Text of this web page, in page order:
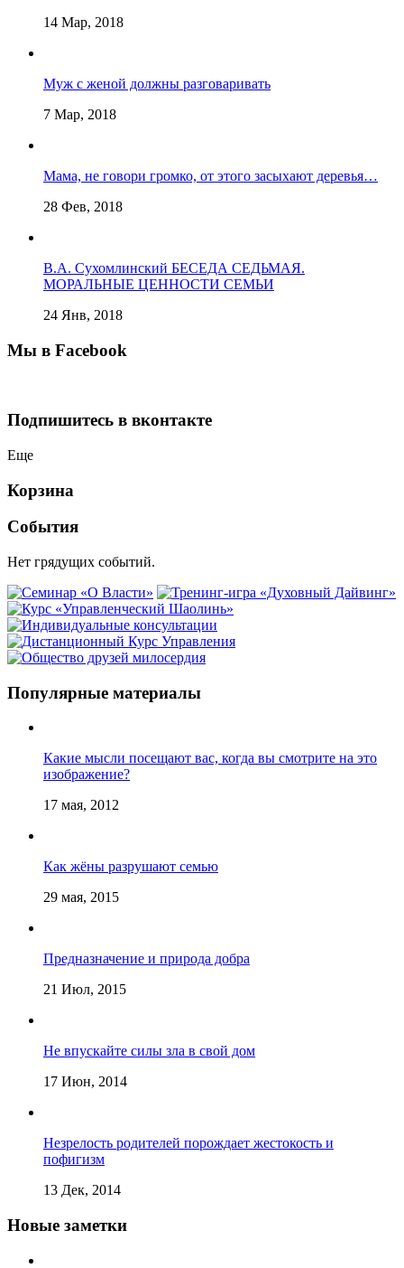
14 Мар, 2018
Муж с женой должны разговаривать
7 Мар, 2018
Мама, не говори громко, от этого засыхают деревья…
28 Фев, 2018
В.А. Сухомлинский БЕСЕДА СЕДЬМАЯ.
МОРАЛЬНЫЕ ЦЕННОСТИ СЕМЬИ
24 Янв, 2018
Мы в Facebook
Подпишитесь в вконтакте
Еще
Корзина
События
Нет грядущих событий.
Популярные материалы
Какие мысли посещают вас, когда вы смотрите на это
изображение?
17 мая, 2012
Как жёны разрушают семью
29 мая, 2015
Предназначение и природа добра
21 Июл, 2015
Не впускайте силы зла в свой дом
17 Июн, 2014
Незрелость родителей порождает жестокость и
пофигизм
13 Дек, 2014
Новые заметки